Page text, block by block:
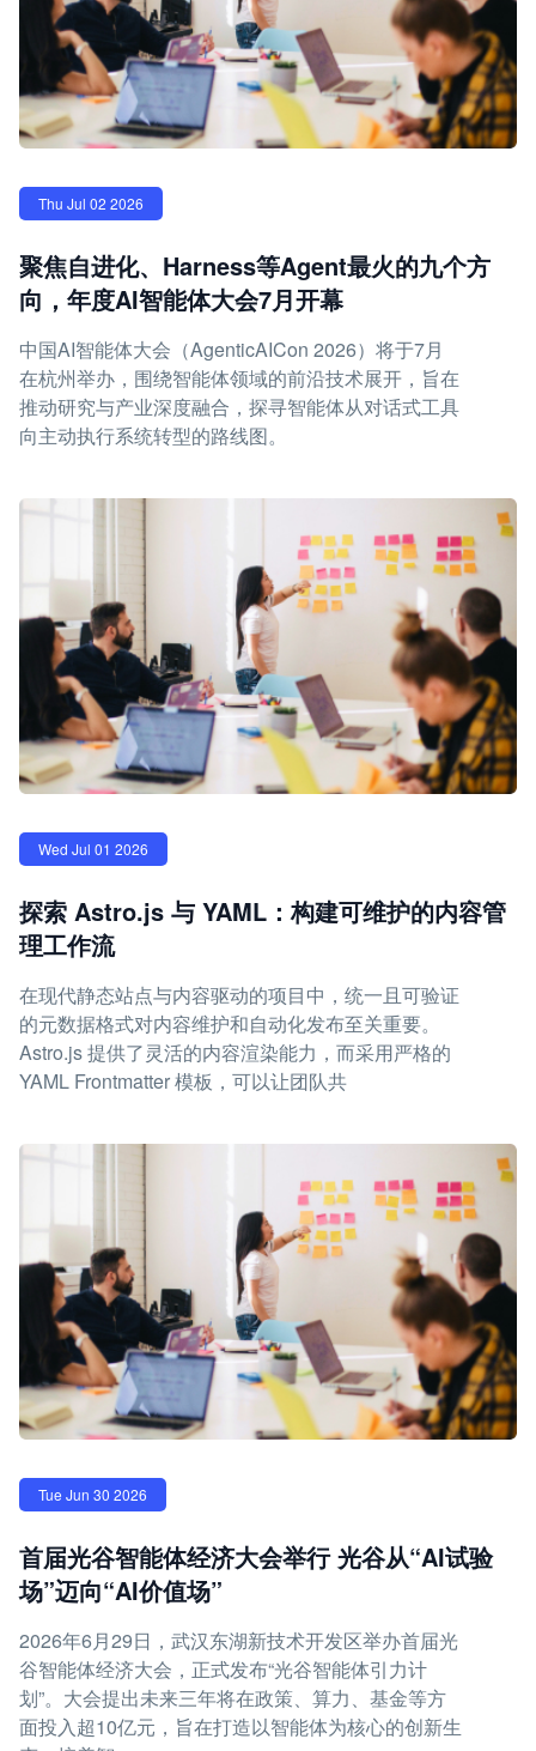
Thu Jul 02 2026
聚焦自进化、Harness等Agent最火的九个方
向，年度AI智能体大会7月开幕
中国AI智能体大会（AgenticAICon 2026）将于7月
在杭州举办，围绕智能体领域的前沿技术展开，旨在
推动研究与产业深度融合，探寻智能体从对话式工具
向主动执行系统转型的路线图。
Wed Jul 01 2026
探索 Astro.js 与 YAML：构建可维护的内容管
理工作流
在现代静态站点与内容驱动的项目中，统一且可验证
的元数据格式对内容维护和自动化发布至关重要。
Astro.js 提供了灵活的内容渲染能力，而采用严格的
YAML Frontmatter 模板，可以让团队共
Tue Jun 30 2026
首届光谷智能体经济大会举行 光谷从“AI试验
场”迈向“AI价值场”
2026年6月29日，武汉东湖新技术开发区举办首届光
谷智能体经济大会，正式发布“光谷智能体引力计
划”。大会提出未来三年将在政策、算力、基金等方
面投入超10亿元，旨在打造以智能体为核心的创新生